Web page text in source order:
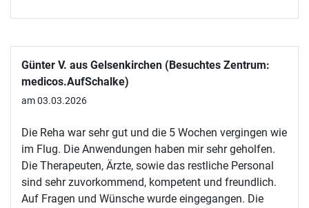
Günter V. aus Gelsenkirchen (Besuchtes Zentrum:
medicos.AufSchalke)
am 03.03.2026
Die Reha war sehr gut und die 5 Wochen vergingen wie
im Flug. Die Anwendungen haben mir sehr geholfen.
Die Therapeuten, Ärzte, sowie das restliche Personal
sind sehr zuvorkommend, kompetent und freundlich.
Auf Fragen und Wünsche wurde eingegangen. Die